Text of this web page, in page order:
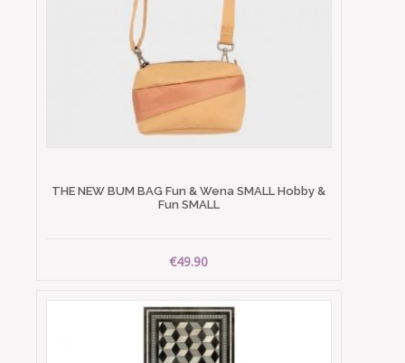
THE NEW BUM BAG Fun & Wena SMALL Hobby &
Fun SMALL
€49.90